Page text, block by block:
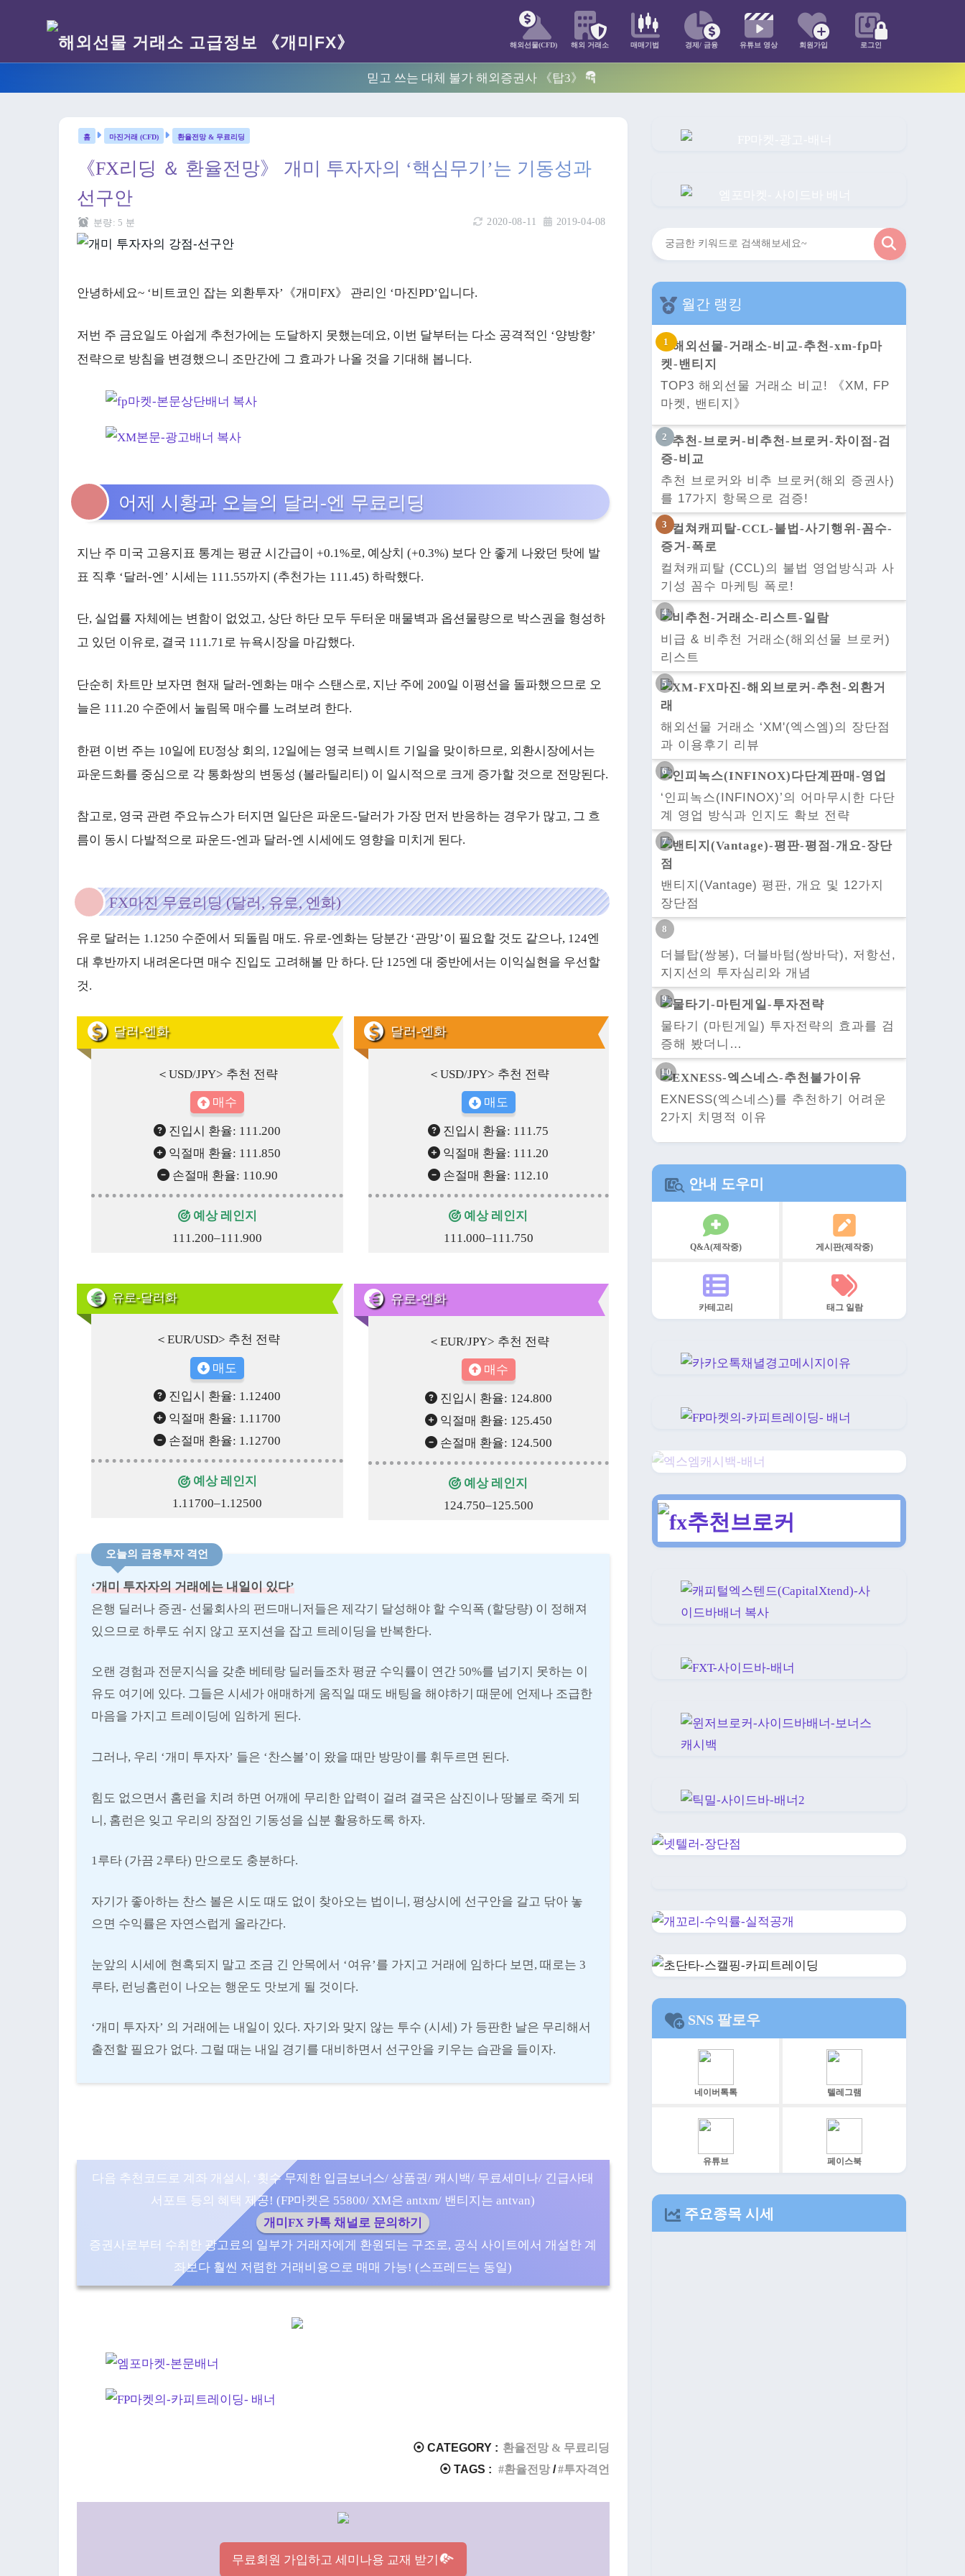
해외선물(CFD) 해외 거래소 매매기법 경제/ 금융 유튜브 영상 회원가입 로그인
믿고 쓰는 대체 불가 해외증권사 《탑3》
마진거래 (CFD) 환율전망 & 무료리딩
《FX리딩 ＆ 환율전망》 개미 투자자의 ‘핵심무기’는 기동성과
선구안
2019-04-08
2020-08-11
분량: 5 분
안녕하세요~ ‘비트코인 잡는 외환투자’《개미FX》 관리인 ‘마진PD’입니다.
저번 주 금요일도 아쉽게 추천가에는 도달하지 못했는데요, 이번 달부터는 다소 공격적인 ‘양방향’
전략으로 방침을 변경했으니 조만간에 그 효과가 나올 것을 기대해 봅니다.
어제 시황과 오늘의 달러-엔 무료리딩
지난 주 미국 고용지표 통계는 평균 시간급이 +0.1%로, 예상치 (+0.3%) 보다 안 좋게 나왔던 탓에 발
표 직후 ‘달러-엔’ 시세는 111.55까지 (추천가는 111.45) 하락했다.
단, 실업률 자체에는 변함이 없었고, 상단 하단 모두 두터운 매물벽과 옵션물량으로 박스권을 형성하
고 있던 이유로, 결국 111.71로 뉴욕시장을 마감했다.
단순히 차트만 보자면 현재 달러-엔화는 매수 스탠스로, 지난 주에 200일 이평선을 돌파했으므로 오
늘은 111.20 수준에서 눌림목 매수를 노려보려 한다.
한편 이번 주는 10일에 EU정상 회의, 12일에는 영국 브렉시트 기일을 맞이하므로, 외환시장에서는
파운드화를 중심으로 각 통화쌍의 변동성 (볼라틸리티) 이 일시적으로 크게 증가할 것으로 전망된다.
참고로, 영국 관련 주요뉴스가 터지면 일단은 파운드-달러가 가장 먼저 반응하는 경우가 많고, 그 흐
름이 동시 다발적으로 파운드-엔과 달러-엔 시세에도 영향을 미치게 된다.
FX마진 무료리딩 (달러, 유로, 엔화)
유로 달러는 1.1250 수준에서 되돌림 매도. 유로-엔화는 당분간 ‘관망’이 필요할 것도 같으나, 124엔
대 후반까지 내려온다면 매수 진입도 고려해볼 만 하다. 단 125엔 대 중반에서는 이익실현을 우선할
것.
달러-엔화
＜USD/JPY> 추천 전략
매수
진입시 환율: 111.200
익절매 환율: 111.850
손절매 환율: 110.90
예상 레인지
111.200–111.900
달러-엔화
＜USD/JPY> 추천 전략
매도
진입시 환율: 111.75
익절매 환율: 111.20
손절매 환율: 112.10
예상 레인지
111.000–111.750
유로-달러화
＜EUR/USD> 추천 전략
매도
진입시 환율: 1.12400
익절매 환율: 1.11700
손절매 환율: 1.12700
예상 레인지
1.11700–1.12500
유로-엔화
＜EUR/JPY> 추천 전략
매수
진입시 환율: 124.800
익절매 환율: 125.450
손절매 환율: 124.500
예상 레인지
124.750–125.500
오늘의 금융투자 격언
‘개미 투자자의 거래에는 내일이 있다’
은행 딜러나 증권- 선물회사의 펀드매니저들은 제각기 달성해야 할 수익폭 (할당량) 이 정해져
있으므로 하루도 쉬지 않고 포지션을 잡고 트레이딩을 반복한다.
오랜 경험과 전문지식을 갖춘 베테랑 딜러들조차 평균 수익률이 연간 50%를 넘기지 못하는 이
유도 여기에 있다. 그들은 시세가 애매하게 움직일 때도 배팅을 해야하기 때문에 언제나 조급한
마음을 가지고 트레이딩에 임하게 된다.
그러나, 우리 ‘개미 투자자’ 들은 ‘찬스볼’이 왔을 때만 방망이를 휘두르면 된다.
힘도 없으면서 홈런을 치려 하면 어깨에 무리한 압력이 걸려 결국은 삼진이나 땅볼로 죽게 되
니, 홈런은 잊고 우리의 장점인 기동성을 십분 활용하도록 하자.
1루타 (가끔 2루타) 만으로도 충분하다.
자기가 좋아하는 찬스 볼은 시도 때도 없이 찾아오는 법이니, 평상시에 선구안을 갈고 닦아 놓
으면 수익률은 자연스럽게 올라간다.
눈앞의 시세에 현혹되지 말고 조금 긴 안목에서 ‘여유’를 가지고 거래에 임하다 보면, 때로는 3
루타, 런닝홈런이 나오는 행운도 맛보게 될 것이다.
‘개미 투자자’ 의 거래에는 내일이 있다. 자기와 맞지 않는 투수 (시세) 가 등판한 날은 무리해서
출전할 필요가 없다. 그럴 때는 내일 경기를 대비하면서 선구안을 키우는 습관을 들이자.
다음 추천코드로 계좌 개설시, ‘횟수 무제한 입금보너스/ 상품권/ 캐시백/ 무료세미나/ 긴급사태
서포트 등의 혜택 제공! (FP마켓은 55800/ XM은 antxm/ 밴티지는 antvan)
개미FX 카톡 채널로 문의하기
증권사로부터 수취한 광고료의 일부가 거래자에게 환원되는 구조로, 공식 사이트에서 개설한 계
좌보다 훨씬 저렴한 거래비용으로 매매 가능! (스프레드는 동일)
⦿ CATEGORY : 환율전망 & 무료리딩
⦿ TAGS :
환율전망 투자격언
무료회원 가입하고 세미나용 교재 받기
검
월간 랭킹
TOP3 해외선물 거래소 비교! 《XM, FP
마켓, 밴티지》
추천 브로커와 비추 브로커(해외 증권사)
를 17가지 항목으로 검증!
컬쳐캐피탈 (CCL)의 불법 영업방식과 사
기성 꼼수 마케팅 폭로!
비급 & 비추천 거래소(해외선물 브로커)
리스트
해외선물 거래소 ‘XM'(엑스엠)의 장단점
과 이용후기 리뷰
‘인피녹스(INFINOX)’의 어마무시한 다단
계 영업 방식과 인지도 확보 전략
밴티지(Vantage) 평판, 개요 및 12가지
장단점
더블탑(쌍봉), 더블바텀(쌍바닥), 저항선,
지지선의 투자심리와 개념
물타기 (마틴게일) 투자전략의 효과를 검
증해 봤더니…
EXNESS(엑스네스)를 추천하기 어려운
2가지 치명적 이유
안내 도우미
Q&A(제작중) 게시판(제작중)
카테고리 태그 일람
SNS 팔로우
네이버톡톡 텔레그램
유튜브 페이스북
주요종목 시세